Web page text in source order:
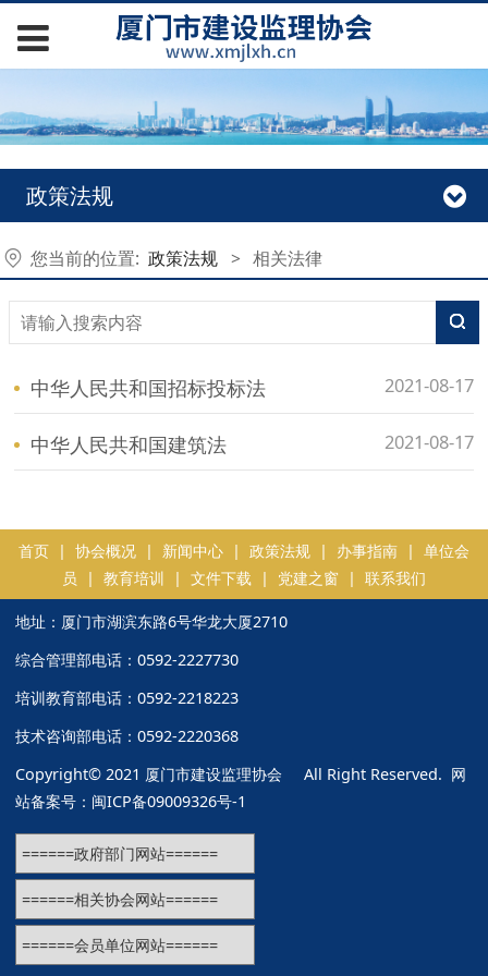
政策法规
您当前的位置: 政策法规 > 相关法律
中华人民共和国招标投标法 2021-08-17
中华人民共和国建筑法 2021-08-17
首页 | 协会概况 | 新闻中心 | 政策法规 | 办事指南 | 单位会
员 | 教育培训 | 文件下载 | 党建之窗 | 联系我们
地址：厦门市湖滨东路6号华龙大厦2710
综合管理部电话：0592-2227730
培训教育部电话：0592-2218223
技术咨询部电话：0592-2220368
Copyright© 2021 厦门市建设监理协会 All Right Reserved. 网
站备案号： 闽ICP备09009326号-1